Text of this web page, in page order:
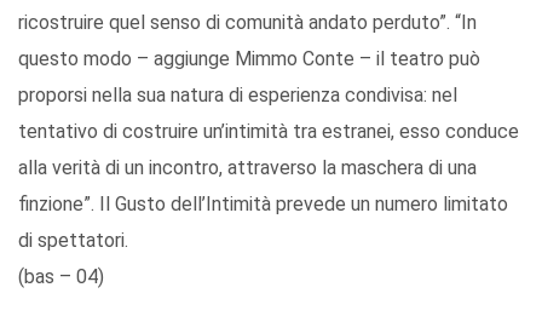
ricostruire quel senso di comunità andato perduto”. “In
questo modo – aggiunge Mimmo Conte – il teatro può
proporsi nella sua natura di esperienza condivisa: nel
tentativo di costruire un’intimità tra estranei, esso conduce
alla verità di un incontro, attraverso la maschera di una
finzione”. Il Gusto dell’Intimità prevede un numero limitato
di spettatori.
(bas – 04)